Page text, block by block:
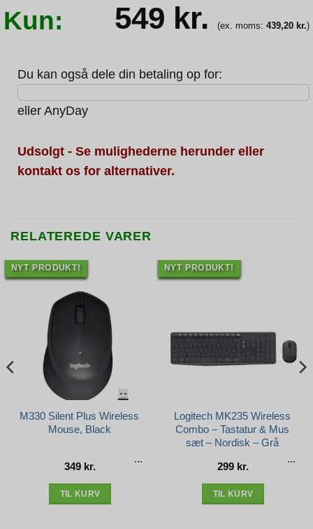
Kun: 549 kr. (ex. moms: 439,20 kr.)
Du kan også dele din betaling op for:
eller AnyDay
Udsolgt - Se mulighederne herunder eller
kontakt os for alternativer.
RELATEREDE VARER
NYT PRODUKT!
M330 Silent Plus Wireless
Mouse, Black
349 kr.
TIL KURV
NYT PRODUKT!
Logitech MK235 Wireless
Combo – Tastatur & Mus
sæt – Nordisk – Grå
299 kr.
TIL KURV